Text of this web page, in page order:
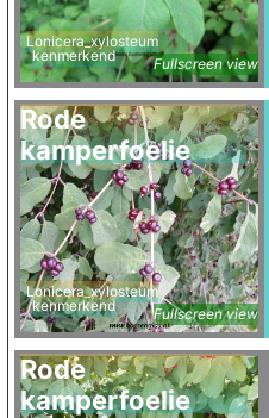
Lonicera_xylosteum
kenmerkend
Fullscreen view
Rode
kamperfoelie
Lonicera_xylosteum
kenmerkend
Fullscreen view
Rode
kamperfoelie